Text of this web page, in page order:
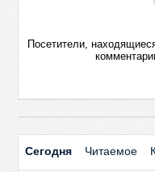
Посетители,
Сегодня Читаемое